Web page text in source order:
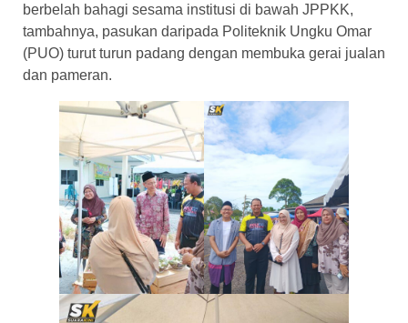
berbelah bahagi sesama institusi di bawah JPPKK,
tambahnya, pasukan daripada Politeknik Ungku Omar
(PUO) turut turun padang dengan membuka gerai jualan
dan pameran.